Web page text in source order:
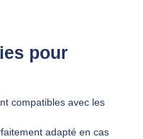
pour
compatibles avec les
adapté en cas